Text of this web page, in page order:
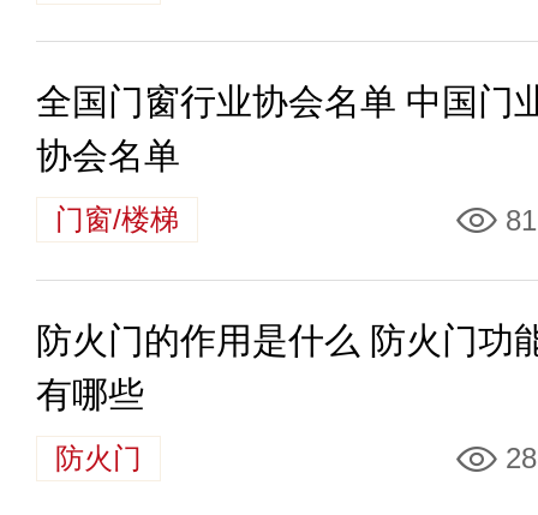
全国门窗行业协会名单 中国门
协会名单
门窗/楼梯
防火门的作用是什么 防火门功
有哪些
防火门